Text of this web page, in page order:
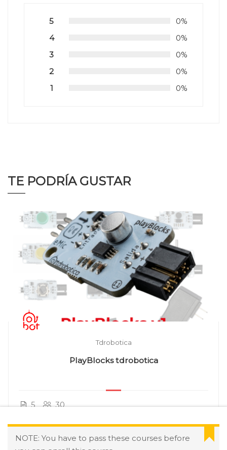
5
0%
4
0%
3
0%
2
0%
1
0%
NOTE: You have to pass these courses before
TE PODRÍA GUSTAR
Tdrobotica
PlayBlocks tdrobotica
5 30